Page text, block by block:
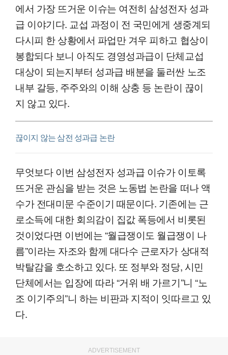
에서 가장 뜨거운 이슈는 여전히 삼성전자 성과
급 이야기다. 교섭 과정이 전 국민에게 생중계되
다시피 한 상황에서 파업만 겨우 피하고 협상이
봉합되다 보니 아직도 경영성과급이 단체교섭
대상이 되는지부터 성과급 배분을 둘러싼 노조
내부 갈등, 주주와의 이해 상충 등 논란이 끊이
지 않고 있다.
끊이지 않는 삼전 성과급 논란
무엇보다 이번 삼성전자 성과급 이슈가 이토록
뜨거운 관심을 받는 것은 노동법 논란을 떠나 액
수가 전대미문 수준이기 때문이다. 기존에는 근
로소득에 대한 회의감이 집값 폭등에서 비롯된
것이었다면 이번에는 “월급쟁이도 월급쟁이 나
름”이라는 자조와 함께 대다수 근로자가 상대적
박탈감을 호소하고 있다. 또 정부와 정당, 시민
단체에서는 입장에 따라 “거위 배 가르기”니 “노
조 이기주의”니 하는 비판과 지적이 잇따르고 있
다.
ADVERTISEMENT